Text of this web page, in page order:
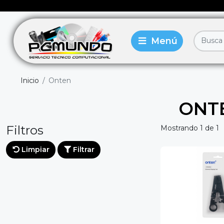
Inicio Onten
Filtros
Limpiar Filtrar
Mostrando 1 de 1